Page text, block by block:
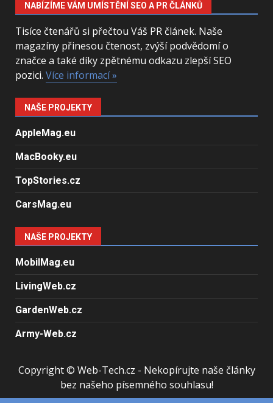
NABÍZÍME VÁM UMÍSTĚNÍ SEO A PR ČLÁNKŮ
Tisíce čtenářů si přečtou Váš PR článek. Naše
magazíny přinesou čtenost, zvýší podvědomí o
značce a také díky zpětnému odkazu zlepší SEO
pozici. Více informací »
NAŠE PROJEKTY
AppleMag.eu
MacBooky.eu
TopStories.cz
CarsMag.eu
NAŠE PROJEKTY
MobilMag.eu
LivingWeb.cz
GardenWeb.cz
Army-Web.cz
Copyright © Web-Tech.cz - Nekopírujte naše články
bez našeho písemného souhlasu!